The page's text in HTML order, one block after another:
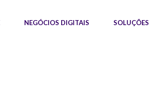
NEGÓCIOS DIGITAIS SOLUÇÕES